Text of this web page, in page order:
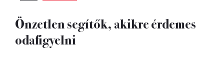
Önzetlen segítők, akikre érdemes
odafigyelni